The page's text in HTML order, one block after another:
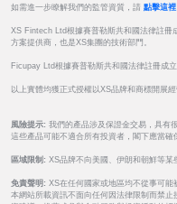
如需進一步瞭解我們的監管資質，請 點擊這裡
XS Fintech Ltd根據賽普勒斯共和國法律註冊
方案提供商，也是XS集團的技術部門。
Ficupay Ltd根據賽普勒斯共和國法律註冊成
以上實體均獲正式授權以XS品牌和商標開展經
風險提示: 我們的產品涉及保證金交易，具有
這些產品可能不適合所有投資者，閣下應當確
區域限制: XS品牌不向美國、伊朗和朝鮮等某
免責聲明: XS在任何國家或地區均不從事可能
本網站所載資訊不面向任何因法律限制而禁